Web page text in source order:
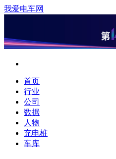
我爱电车网
首页
行业
公司
数据
人物
充电桩
车库